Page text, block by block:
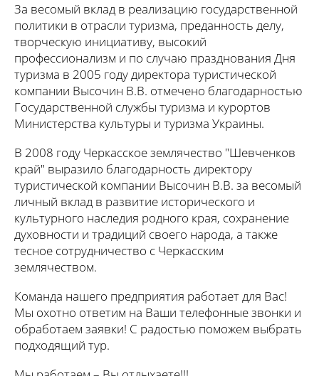
За весомый вклад в реализацию государственной
политики в отрасли туризма, преданность делу,
творческую инициативу, высокий
профессионализм и по случаю празднования Дня
туризма в 2005 году директора туристической
компании Высочин В.В. отмечено благодарностью
Государственной службы туризма и курортов
Министерства культуры и туризма Украины.
В 2008 году Черкасское землячество "Шевченков
край" выразило благодарность директору
туристической компании Высочин В.В. за весомый
личный вклад в развитие исторического и
культурного наследия родного края, сохранение
духовности и традиций своего народа, а также
тесное сотрудничество с Черкасским
землячеством.
Команда нашего предприятия работает для Вас!
Мы охотно ответим на Ваши телефонные звонки и
обработаем заявки! С радостью поможем выбрать
подходящий тур.